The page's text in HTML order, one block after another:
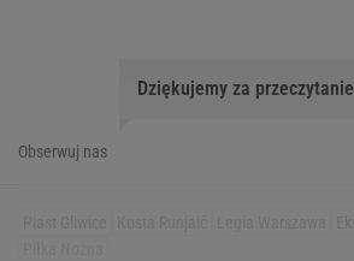
Dziękujemy za przeczytanie
Obserwuj nas